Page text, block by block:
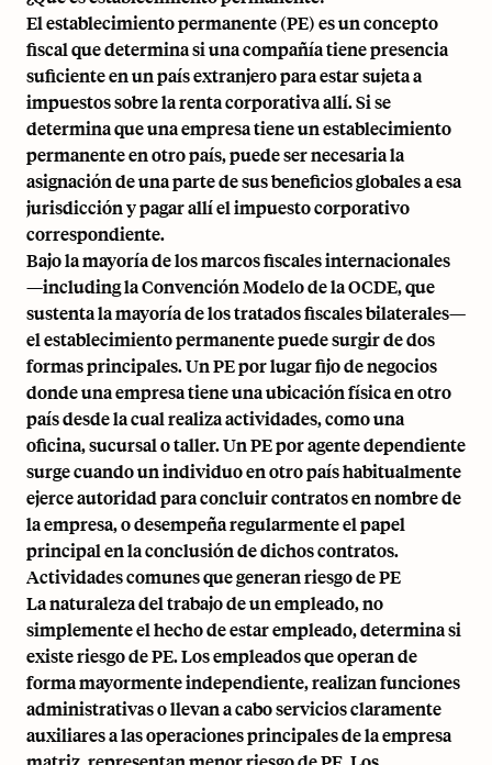
El establecimiento permanente (PE) es un concepto
fiscal que determina si una compañía tiene presencia
suficiente en un país extranjero para estar sujeta a
impuestos sobre la renta corporativa allí. Si se
determina que una empresa tiene un establecimiento
permanente en otro país, puede ser necesaria la
asignación de una parte de sus beneficios globales a esa
jurisdicción y pagar allí el impuesto corporativo
correspondiente.
Bajo la mayoría de los marcos fiscales internacionales
—including laConvención Modelo de la OCDE, que
sustenta la mayoría de los tratados fiscales bilaterales—
el establecimiento permanente puede surgir de dos
formas principales. Un PE por lugar fijo de negocios
donde una empresa tiene una ubicación física en otro
país desde la cual realiza actividades, como una
oficina, sucursal o taller. Un PE por agente dependiente
surge cuando un individuo en otro país habitualmente
ejerce autoridad para concluir contratos en nombre de
la empresa, o desempeña regularmente el papel
principal en la conclusión de dichos contratos.
Actividades comunes que generan riesgo de PE
La naturaleza del trabajo de un empleado, no
simplemente el hecho de estar empleado, determina si
existe riesgo de PE. Los empleados que operan de
forma mayormente independiente, realizan funciones
administrativas o llevan a cabo servicios claramente
auxiliares a las operaciones principales de la empresa